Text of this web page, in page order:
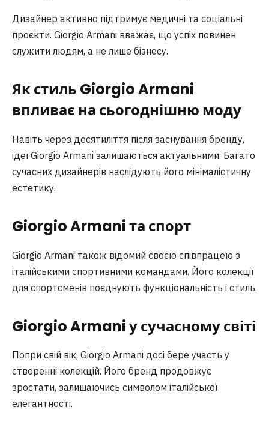
Дизайнер активно підтримує медичні та соціальні
проєкти. Giorgio Armani вважає, що успіх повинен
служити людям, а не лише бізнесу.
Як стиль Giorgio Armani
впливає на сьогоднішню моду
Навіть через десятиліття після заснування бренду,
ідеї Giorgio Armani залишаються актуальними. Багато
сучасних дизайнерів наслідують його мінімалістичну
естетику.
Giorgio Armani та спорт
Giorgio Armani також відомий своєю співпрацею з
італійськими спортивними командами. Його колекції
для спортсменів поєднують функціональність і стиль.
Giorgio Armani у сучасному світі
Попри свій вік, Giorgio Armani досі бере участь у
створенні колекцій. Його бренд продовжує
зростати, залишаючись символом італійської
елегантності.